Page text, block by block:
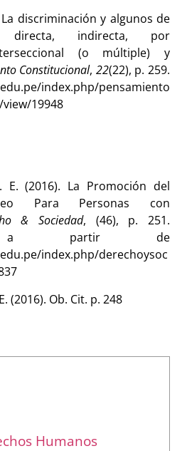
discriminación y algunos de
directa, indirecta, por
(o múltiple) y
Constitucional, 22(22), p. 259.
index.php/pensamiento
19948
E. (2016). La Promoción del
Para Personas con
& Sociedad, (46), p. 251.
a partir de
index.php/derechoysoc
(2016). Ob. Cit. p. 248
Humanos